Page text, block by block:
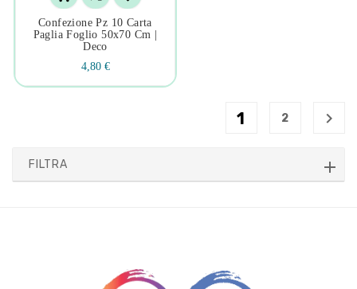
Confezione Pz 10 Carta
Paglia Foglio 50x70 Cm |
Deco
4,80 €
1 2 
FILTRA